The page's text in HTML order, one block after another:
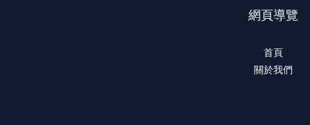
網頁導覽
首頁
關於我們